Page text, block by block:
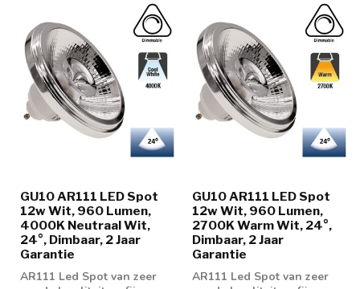
GU10 AR111 LED Spot
12w Wit, 960 Lumen,
4000K Neutraal Wit,
24°, Dimbaar, 2 Jaar
Garantie
AR111 Led Spot van zeer
GU10 AR111 LED Spot
12w Wit, 960 Lumen,
2700K Warm Wit, 24°,
Dimbaar, 2 Jaar
Garantie
AR111 Led Spot van zeer